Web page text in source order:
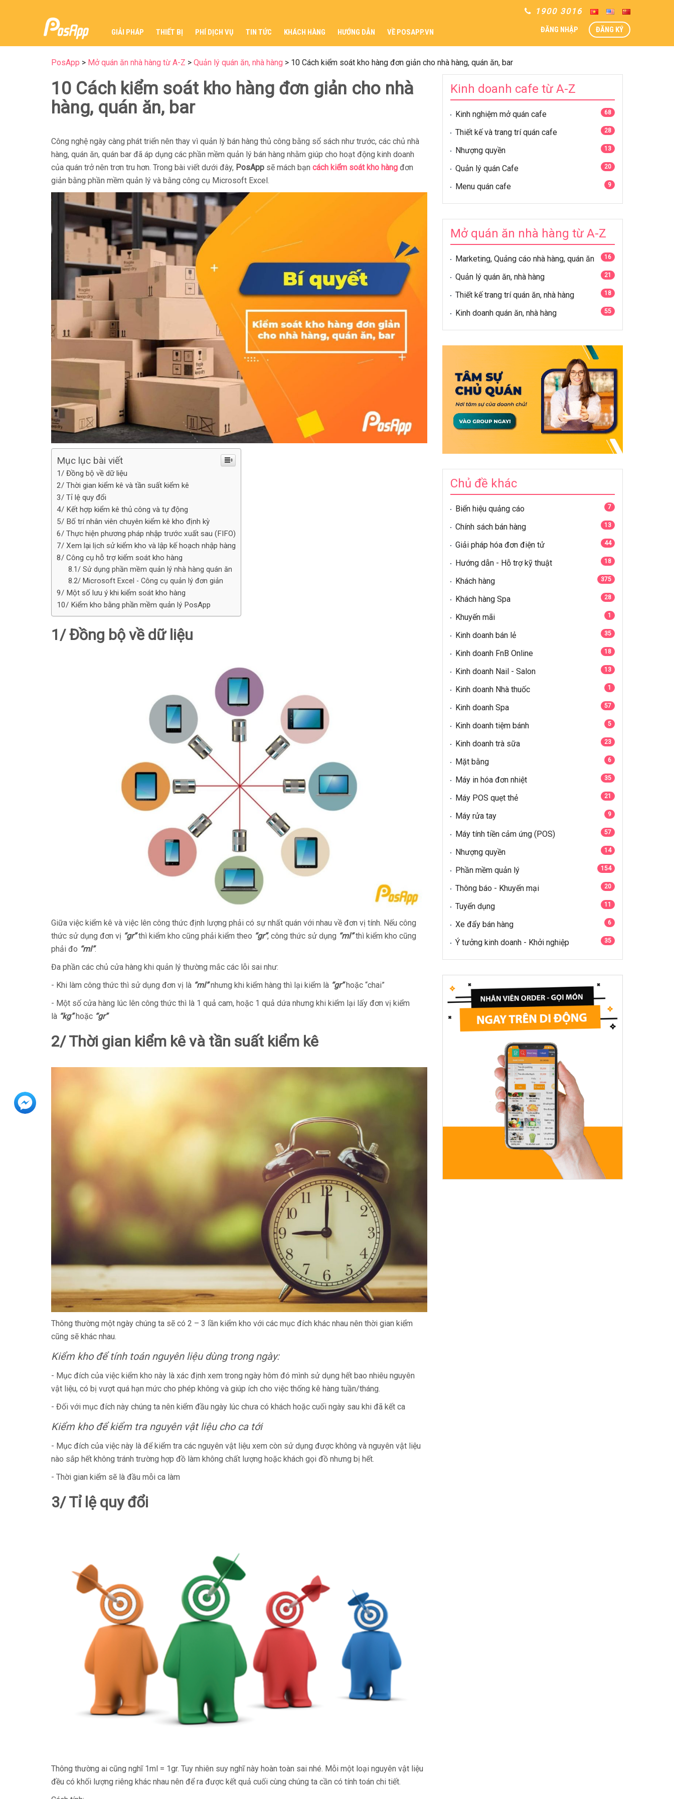
1900 3016
GIẢI PHÁP THIẾT BỊ PHÍ DỊCH VỤ TIN TỨC KHÁCH HÀNG HƯỚNG DẪN VỀ POSAPP.VN ĐĂNG NHẬP ĐĂNG KÝ
PosApp > Mở quán ăn nhà hàng từ A-Z > Quản lý quán ăn, nhà hàng > 10 Cách kiểm soát kho hàng đơn giản cho nhà hàng, quán ăn, bar
10 Cách kiểm soát kho hàng đơn giản cho nhà
hàng, quán ăn, bar
Công nghệ ngày càng phát triển nên thay vì quản lý bán hàng thủ công bằng sổ sách như trước, các chủ nhà
hàng, quán ăn, quán bar đã áp dụng các phần mềm quản lý bán hàng nhằm giúp cho hoạt động kinh doanh
của quán trở nên trơn tru hơn. Trong bài viết dưới đây, PosApp sẽ mách bạn cách kiểm soát kho hàng đơn
giản bằng phần mềm quản lý và bằng công cụ Microsoft Excel.
Mục lục bài viết
1/ Đồng bộ về dữ liệu
2/ Thời gian kiểm kê và tần suất kiểm kê
3/ Tỉ lệ quy đổi
4/ Kết hợp kiểm kê thủ công và tự động
5/ Bố trí nhân viên chuyên kiểm kê kho định kỳ
6/ Thực hiện phương pháp nhập trước xuất sau (FIFO)
7/ Xem lại lịch sử kiểm kho và lập kế hoạch nhập hàng
8/ Công cụ hỗ trợ kiểm soát kho hàng
8.1/ Sử dụng phần mềm quản lý nhà hàng quán ăn
8.2/ Microsoft Excel - Công cụ quản lý đơn giản
9/ Một số lưu ý khi kiểm soát kho hàng
10/ Kiểm kho bằng phần mềm quản lý PosApp
1/ Đồng bộ về dữ liệu
Giữa việc kiểm kê và việc lên công thức định lượng phải có sự nhất quán với nhau về đơn vị tính. Nếu công
thức sử dụng đơn vị “gr”thì kiểm kho cũng phải kiểm theo “gr”, công thức sử dụng “ml”thì kiểm kho cũng
phải đo “ml”.
Đa phần các chủ cửa hàng khi quản lý thường mắc các lỗi sai như:
- Khi làm công thức thì sử dụng đơn vị là “ml”nhưng khi kiểm hàng thì lại kiểm là “gr”hoặc “chai”
- Một số cửa hàng lúc lên công thức thì là 1 quả cam, hoặc 1 quả dứa nhưng khi kiểm lại lấy đơn vị kiểm
là “kg”hoặc “gr”
2/ Thời gian kiểm kê và tần suất kiểm kê
Thông thường một ngày chúng ta sẽ có 2 – 3 lần kiểm kho với các mục đích khác nhau nên thời gian kiểm
cũng sẽ khác nhau.
Kiểm kho để tính toán nguyên liệu dùng trong ngày:
- Mục đích của việc kiểm kho này là xác định xem trong ngày hôm đó mình sử dụng hết bao nhiêu nguyên
vật liệu, có bị vượt quá hạn mức cho phép không và giúp ích cho việc thống kê hàng tuần/tháng.
- Đối với mục đích này chúng ta nên kiểm đầu ngày lúc chưa có khách hoặc cuối ngày sau khi đã kết ca
Kiểm kho để kiểm tra nguyên vật liệu cho ca tới
- Mục đích của việc này là để kiểm tra các nguyên vật liệu xem còn sử dụng được không và nguyên vật liệu
nào sắp hết không tránh trường hợp đồ làm không chất lượng hoặc khách gọi đồ nhưng bị hết.
- Thời gian kiểm sẽ là đầu mỗi ca làm
3/ Tỉ lệ quy đổi
Thông thường ai cũng nghĩ 1ml = 1gr. Tuy nhiên suy nghĩ này hoàn toàn sai nhé. Mỗi một loại nguyên vật liệu
đều có khối lượng riêng khác nhau nên để ra được kết quả cuối cùng chúng ta cần có tính toán chi tiết.
Kinh doanh cafe từ A-Z
Kinh nghiệm mở quán cafe 68
Thiết kế và trang trí quán cafe 28
Nhượng quyền 13
Quản lý quán Cafe 20
Menu quán cafe 9
Mở quán ăn nhà hàng từ A-Z
Marketing, Quảng cáo nhà hàng, quán ăn 16
Quản lý quán ăn, nhà hàng 21
Thiết kế trang trí quán ăn, nhà hàng 18
Kinh doanh quán ăn, nhà hàng 55
Chủ đề khác
Biển hiệu quảng cáo 7
Chính sách bán hàng 13
Giải pháp hóa đơn điện tử 44
Hướng dẫn - Hỗ trợ kỹ thuật 18
Khách hàng 375
Khách hàng Spa 28
Khuyến mãi 1
Kinh doanh bán lẻ 35
Kinh doanh FnB Online 18
Kinh doanh Nail - Salon 13
Kinh doanh Nhà thuốc 1
Kinh doanh Spa 57
Kinh doanh tiệm bánh 5
Kinh doanh trà sữa 23
Mặt bằng 6
Máy in hóa đơn nhiệt 35
Máy POS quẹt thẻ 21
Máy rửa tay 9
Máy tính tiền cảm ứng (POS) 57
Nhượng quyền 14
Phần mềm quản lý 154
Thông báo - Khuyến mại 20
Tuyển dụng 11
Xe đẩy bán hàng 6
Ý tưởng kinh doanh - Khởi nghiệp 35